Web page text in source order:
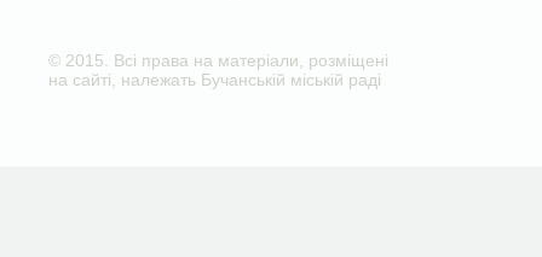
© 2015. Всі права на матеріали, розміщені
на сайті, належать Бучанській міській раді